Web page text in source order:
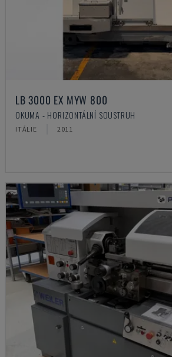
LB 3000 EX MYW 800
OKUMA - HORIZONTÁLNÍ SOUSTRUH
ITÁLIE 2011